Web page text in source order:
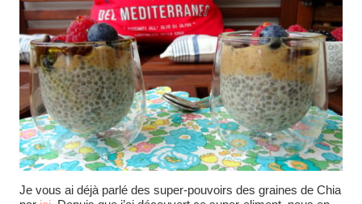
Je vous ai déjà parlé des super-pouvoirs des graines de Chia